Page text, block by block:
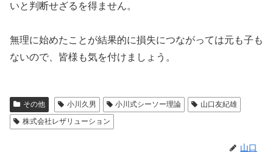
いと判断せざるを得ません。
無理に始めたことが結果的に損失につながっては元も子も
ないので、皆様も気を付けましょう。
その他 小川久男 小川式シーソー理論
山口友紀雄
株式会社レザリューション
山口